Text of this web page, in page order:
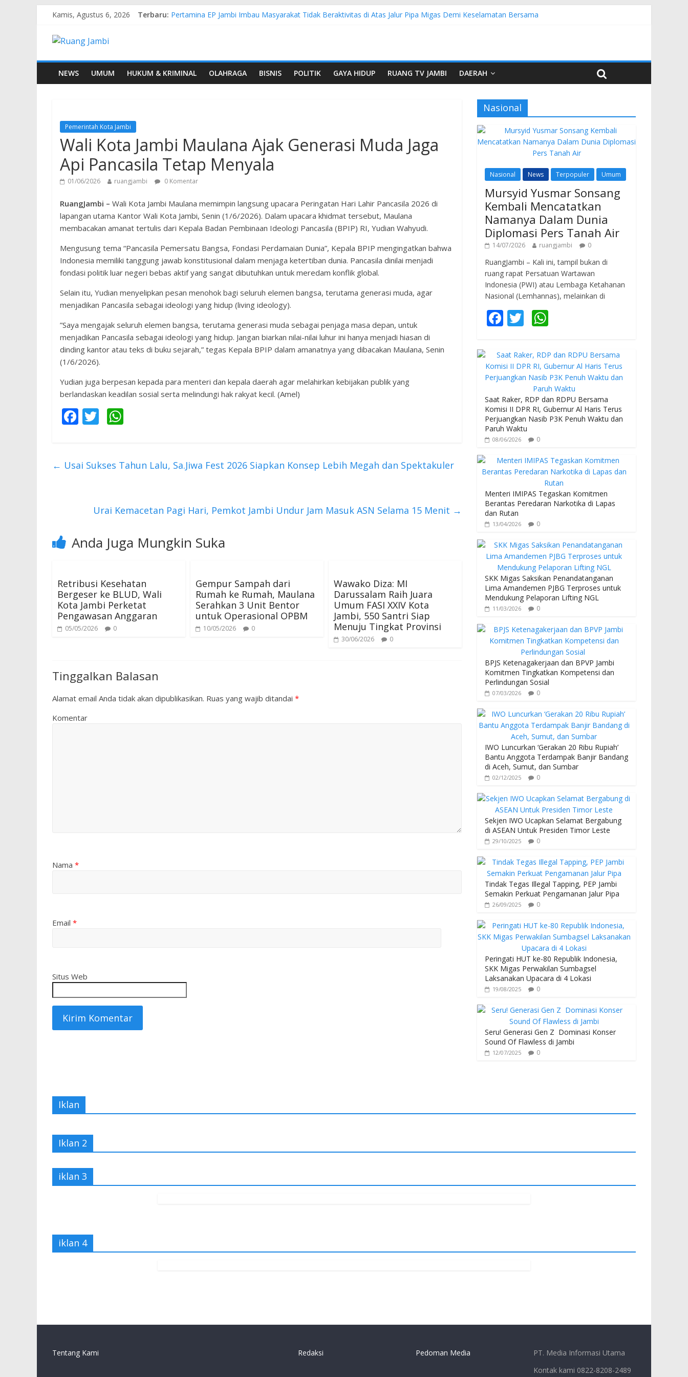
Kamis, Agustus 6, 2026 Terbaru: Pertamina EP Jambi Imbau Masyarakat Tidak Beraktivitas di Atas Jalur Pipa Migas Demi Keselamatan Bersama
Gubernur Al Haris Buka Turnamen Tenis Antar Alumni Perguruan Tinggi ke-16 se-Indonesia di UNJA
NEWS
UMUM HUKUM & KRIMINAL OLAHRAGA BISNIS POLITIK GAYA HIDUP RUANG TV JAMBI DAERAH
Pemerintah Kota Jambi
Wali Kota Jambi Maulana Ajak Generasi Muda Jaga
Api Pancasila Tetap Menyala
01/06/2026 ruangjambi 0 Komentar
RuangJambi – Wali Kota Jambi Maulana memimpin langsung upacara Peringatan Hari Lahir Pancasila 2026 di
lapangan utama Kantor Wali Kota Jambi, Senin (1/6/2026). Dalam upacara khidmat tersebut, Maulana
membacakan amanat tertulis dari Kepala Badan Pembinaan Ideologi Pancasila (BPIP) RI, Yudian Wahyudi.
​Mengusung tema “Pancasila Pemersatu Bangsa, Fondasi Perdamaian Dunia”, Kepala BPIP mengingatkan bahwa
Indonesia memiliki tanggung jawab konstitusional dalam menjaga ketertiban dunia. Pancasila dinilai menjadi
fondasi politik luar negeri bebas aktif yang sangat dibutuhkan untuk meredam konflik global.
​Selain itu, Yudian menyelipkan pesan menohok bagi seluruh elemen bangsa, terutama generasi muda, agar
menjadikan Pancasila sebagai ideologi yang hidup (living ideology).
​”Saya mengajak seluruh elemen bangsa, terutama generasi muda sebagai penjaga masa depan, untuk
menjadikan Pancasila sebagai ideologi yang hidup. Jangan biarkan nilai-nilai luhur ini hanya menjadi hiasan di
dinding kantor atau teks di buku sejarah,” tegas Kepala BPIP dalam amanatnya yang dibacakan Maulana, Senin
(1/6/2026).
​Yudian juga berpesan kepada para menteri dan kepala daerah agar melahirkan kebijakan publik yang
berlandaskan keadilan sosial serta melindungi hak rakyat kecil. (Amel)
F
b
T
er s
p
← Usai Sukses Tahun Lalu, Sa.Jiwa Fest 2026 Siapkan Konsep Lebih Megah dan Spektakuler
Urai Kemacetan Pagi Hari, Pemkot Jambi Undur Jam Masuk ASN Selama 15 Menit →
Anda Juga Mungkin Suka
Retribusi Kesehatan
Bergeser ke BLUD, Wali
Kota Jambi Perketat
Pengawasan Anggaran
05/05/2026 0
Gempur Sampah dari
Rumah ke Rumah, Maulana
Serahkan 3 Unit Bentor
untuk Operasional OPBM
10/05/2026 0
Wawako Diza: ​MI
Darussalam Raih Juara
Umum FASI XXIV Kota
Jambi, 550 Santri Siap
Menuju Tingkat Provinsi
30/06/2026 0
Tinggalkan Balasan
Alamat email Anda tidak akan dipublikasikan. Ruas yang wajib ditandai *
Komentar
Nama *
Email *
Situs Web
Nasional
Nasional News Terpopuler Umum
Mursyid Yusmar Sonsang
Kembali Mencatatkan
Namanya Dalam Dunia
Diplomasi Pers Tanah Air
14/07/2026 ruangjambi 0
RuangJambi – Kali ini, tampil bukan di
ruang rapat Persatuan Wartawan
Indonesia (PWI) atau Lembaga Ketahanan
Nasional (Lemhannas), melainkan di
F
e
b
o
o
k
T
itt
er
at
s
A
p
p
Saat Raker, RDP dan RDPU Bersama
Komisi II DPR RI, Gubernur Al Haris Terus
Perjuangkan Nasib P3K Penuh Waktu dan
Paruh Waktu
08/06/2026 0
Menteri IMIPAS Tegaskan Komitmen
Berantas Peredaran Narkotika di Lapas
dan Rutan
13/04/2026 0
SKK Migas Saksikan Penandatanganan
Lima Amandemen PJBG Terproses untuk
Mendukung Pelaporan Lifting NGL
11/03/2026 0
BPJS Ketenagakerjaan dan BPVP Jambi
Komitmen Tingkatkan Kompetensi dan
Perlindungan Sosial
07/03/2026 0
IWO Luncurkan ‘Gerakan 20 Ribu Rupiah’
Bantu Anggota Terdampak Banjir Bandang
di Aceh, Sumut, dan Sumbar
02/12/2025 0
Sekjen IWO Ucapkan Selamat Bergabung
di ASEAN Untuk Presiden Timor Leste
29/10/2025 0
Tindak Tegas Illegal Tapping, PEP Jambi
Semakin Perkuat Pengamanan Jalur Pipa
26/09/2025 0
Peringati HUT ke-80 Republik Indonesia,
SKK Migas Perwakilan Sumbagsel
Laksanakan Upacara di 4 Lokasi
19/08/2025 0
Seru! Generasi Gen Z Dominasi Konser
Sound Of Flawless di Jambi
12/07/2025 0
Iklan
Iklan 2
iklan 3
iklan 4
Tentang Kami Redaksi Pedoman Media
PT. Media Informasi Utama
Kontak kami 0822-8208-2489